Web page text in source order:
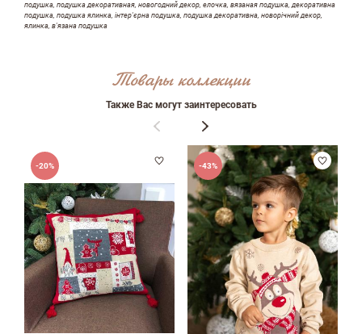
подушка, подушка декоративная, новогодний декор, елочка, вязаная подушка, декоративна
подушка, подушка ялинка, інтер'єрна подушка, подушка декоративна, новорічний декор,
ялинка, в'язана подушка
Товары коллекции
Также Вас могут заинтересовать
-20% -43%
Оставить отзыв
email
Комментарий